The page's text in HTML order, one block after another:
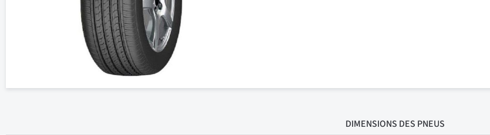
DIMENSIONS DES PNEUS